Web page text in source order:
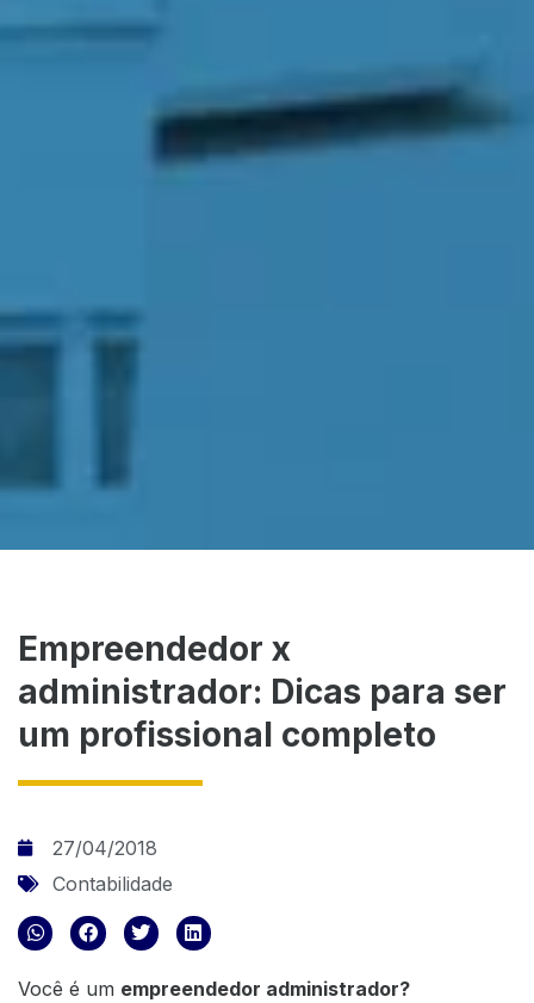
Empreendedor x
administrador: Dicas para ser
um profissional completo
27/04/2018
Contabilidade
Você é um empreendedor administrador?